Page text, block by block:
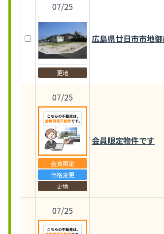
07/25
更地
広島県廿日市市地
07/25
会員限定
価格変更
更地
会員限定物件です
07/25